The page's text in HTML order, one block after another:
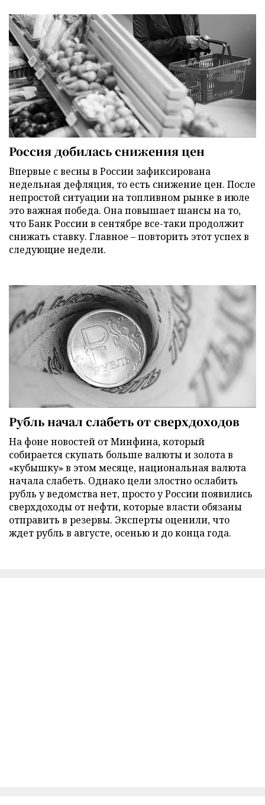
Россия добилась снижения цен
Впервые с весны в России зафиксирована
недельная дефляция, то есть снижение цен. После
непростой ситуации на топливном рынке в июле
это важная победа. Она повышает шансы на то,
что Банк России в сентябре все-таки продолжит
снижать ставку. Главное – повторить этот успех в
следующие недели.
Рубль начал слабеть от сверхдоходов
На фоне новостей от Минфина, который
собирается скупать больше валюты и золота в
«кубышку» в этом месяце, национальная валюта
начала слабеть. Однако цели злостно ослабить
рубль у ведомства нет, просто у России появились
сверхдоходы от нефти, которые власти обязаны
отправить в резервы. Эксперты оценили, что
ждет рубль в августе, осенью и до конца года.